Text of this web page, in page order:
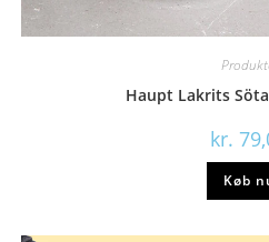
Haupt Lakrits
kr.
Køb